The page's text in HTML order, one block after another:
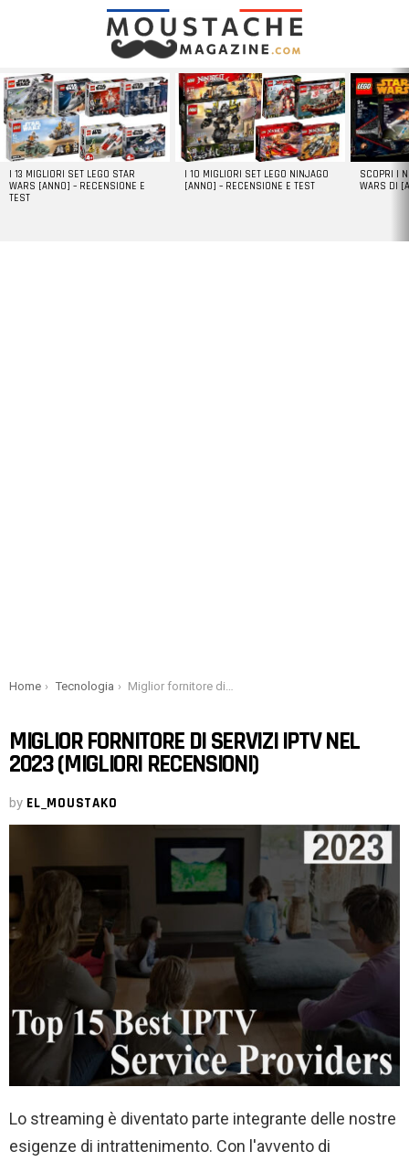
LATEST
STORIES
I 13 MIGLIORI SET LEGO STAR
WARS [ANNO] – RECENSIONE E
TEST
I 10 MIGLIORI SET LEGO NINJAGO
[ANNO] – RECENSIONE E TEST
SCOPRI I
WARS DI
You are here:
Home Tecnologia Miglior fornitore di servizi IPTV nel 2023 (migliori recensioni)
MIGLIOR FORNITORE DI SERVIZI IPTV NEL
2023 (MIGLIORI RECENSIONI)
by EL_MOUSTAKO
Lo streaming è diventato parte integrante delle nostre
esigenze di intrattenimento. Con l'avvento di